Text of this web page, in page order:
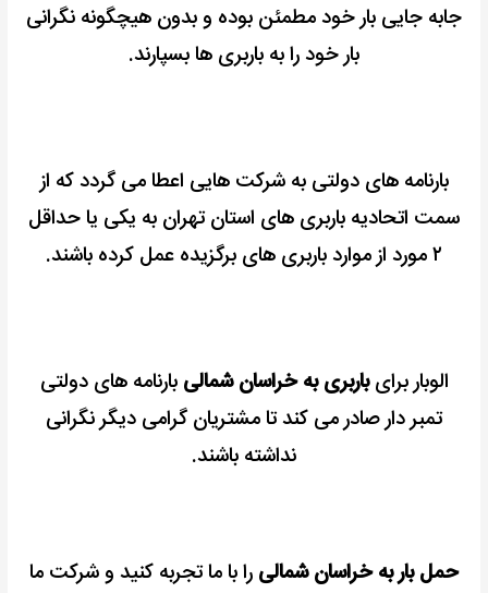
جابه جایی بار خود مطمئن بوده و بدون هیچگونه نگرانی
بار خود را به باربری ها بسپارند.
بارنامه های دولتی به شرکت هایی اعطا می گردد که از
سمت اتحادیه باربری های استان تهران به یکی یا حداقل
۲ مورد از موارد باربری های برگزیده عمل کرده باشند.
الوبار برایباربری به خراسان شمالی بارنامه های دولتی
تمبر دار صادر می کند تا مشتریان گرامی دیگر نگرانی
نداشته باشند.
حمل بار به خراسان شمالی را با ما تجربه کنید و شرکت ما